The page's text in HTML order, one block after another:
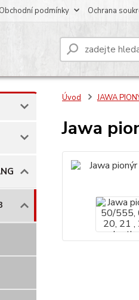
Obchodní podmínky Ochrana
Úvod JAWA
Jawa